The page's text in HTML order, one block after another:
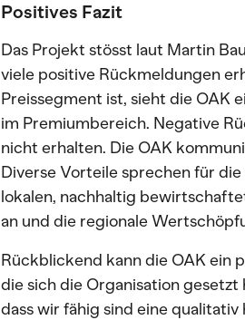
Positives Fazit
Das Projekt stösst laut Martin
viele positive Rückmeldungen
Preissegment ist, sieht die OAK
im Premiumbereich. Negative
nicht erhalten. Die OAK
Diverse Vorteile sprechen für
lokalen, nachhaltig
an und die regionale
Rückblickend kann die OAK ein
die sich die Organisation
dass wir fähig sind eine